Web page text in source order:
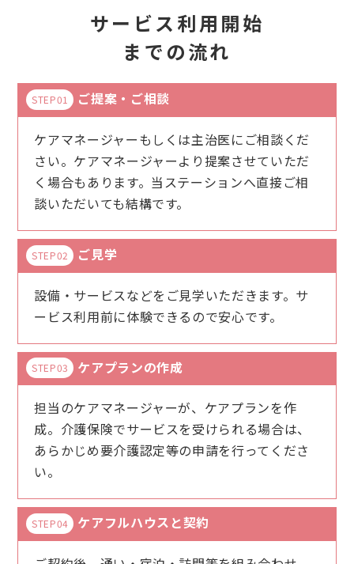
サービス利用開始
までの流れ
STEP01 ご提案・ご相談
ケアマネージャーもしくは主治医にご相談くだ
さい。ケアマネージャーより提案させていただ
く場合もあります。当ステーションへ直接ご相
談いただいても結構です。
STEP02 ご見学
設備・サービスなどをご見学いただきます。サ
ービス利用前に体験できるので安心です。
STEP03 ケアプランの作成
担当のケアマネージャーが、ケアプランを作
成。介護保険でサービスを受けられる場合は、
あらかじめ要介護認定等の申請を行ってくださ
い。
STEP04 ケアフルハウスと契約